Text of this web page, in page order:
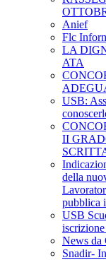
Anief
Flc
LA
ATA
USB:
II
della
pubblica
USB
News da
Snadir-